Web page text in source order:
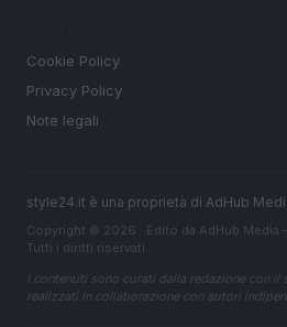
Cookie Policy
Privacy Policy
Note legali
style24.it è una proprietà di AdHub
Copyright © 2026 · Edito da AdHub Media
Tutti i diritti riservati
I contenuti sono curati dalla redazione con
realizzati in collaborazione con autori